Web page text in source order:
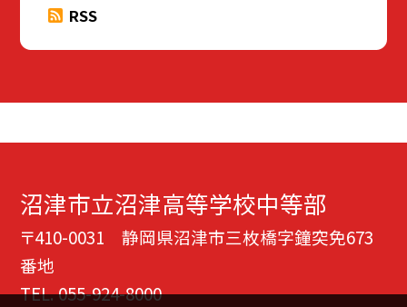
RSS
沼津市立沼津高等学校中等部
〒410-0031 静岡県沼津市三枚橋字鐘突免673
番地
TEL.055-924-8000